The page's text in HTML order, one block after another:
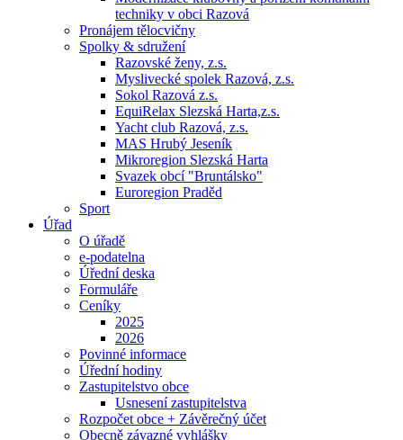
techniky v obci Razová
Pronájem tělocvičny
Spolky & sdružení
Razovské ženy, z.s.
Myslivecké spolek Razová, z.s.
Sokol Razová z.s.
EquiRelax Slezská Harta,z.s.
Yacht club Razová, z.s.
MAS Hrubý Jeseník
Mikroregion Slezská Harta
Svazek obcí "Bruntálsko"
Euroregion Praděd
Sport
Úřad
O úřadě
e-podatelna
Úřední deska
Formuláře
Ceníky
2025
2026
Povinné informace
Úřední hodiny
Zastupitelstvo obce
Usnesení zastupitelstva
Rozpočet obce + Závěrečný účet
Obecně závazné vyhlášky